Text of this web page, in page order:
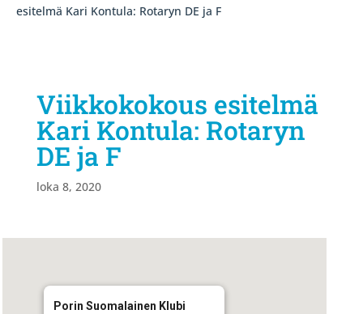
esitelmä Kari Kontula: Rotaryn DE ja F
Viikkokokous esitelmä
Kari Kontula: Rotaryn
DE ja F
loka 8, 2020
Porin Suomalainen Klubi